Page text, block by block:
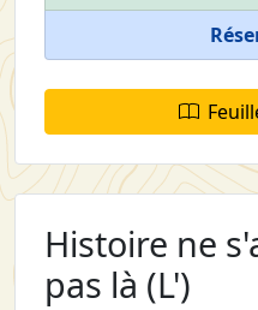
Histoire ne
pas là (L')